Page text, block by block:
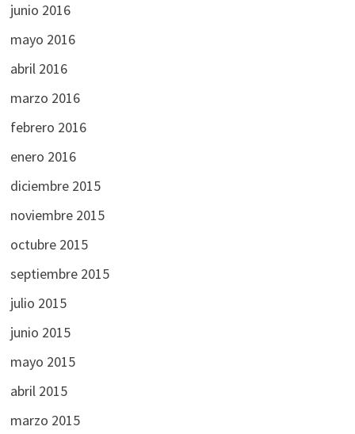
junio 2016
mayo 2016
abril 2016
marzo 2016
febrero 2016
enero 2016
diciembre 2015
noviembre 2015
octubre 2015
septiembre 2015
julio 2015
junio 2015
mayo 2015
abril 2015
marzo 2015